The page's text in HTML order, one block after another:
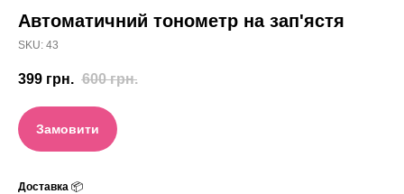
Автоматичний тонометр на зап'ястя
SKU: 43
399 грн. 600 грн.
Замовити
Доставка 📦